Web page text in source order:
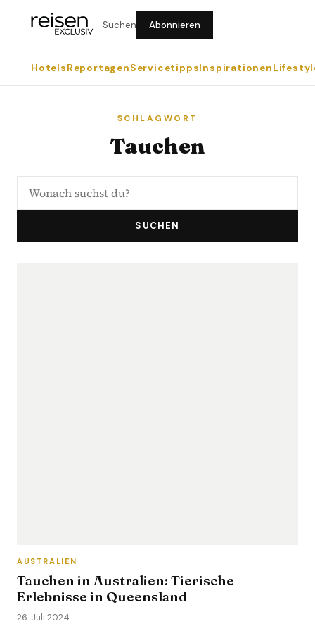
Suchen Abonnieren
HotelsReportagenServicetippsInspirationen
SCHLAGWORT
Tauchen
SUCHEN
AUSTRALIEN
Tauchen in Australien: Tierische
Erlebnisse in Queensland
26. Juli 2024